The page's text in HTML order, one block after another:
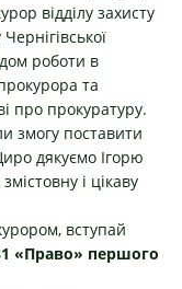
відділу захисту
роботи в
та
про прокуратуру.
змогу поставити
дякуємо Ігорю
і цікаву
вступай
«Право» першого